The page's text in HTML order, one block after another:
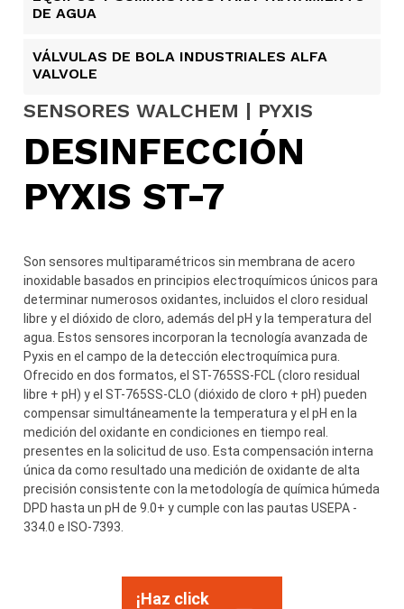
DE AGUA
VÁLVULAS DE BOLA INDUSTRIALES ALFA
VALVOLE
SENSORES WALCHEM | PYXIS
DESINFECCIÓN
PYXIS ST-7
Son sensores multiparamétricos sin membrana de acero
inoxidable basados ​​en principios electroquímicos únicos para
determinar numerosos oxidantes, incluidos el cloro residual
libre y el dióxido de cloro, además del pH y la temperatura del
agua. Estos sensores incorporan la tecnología avanzada de
Pyxis en el campo de la detección electroquímica pura.
Ofrecido en dos formatos, el ST-765SS-FCL (cloro residual
libre + pH) y el ST-765SS-CLO (dióxido de cloro + pH) pueden
compensar simultáneamente la temperatura y el pH en la
medición del oxidante en condiciones en tiempo real.
presentes en la solicitud de uso. Esta compensación interna
única da como resultado una medición de oxidante de alta
precisión consistente con la metodología de química húmeda
DPD hasta un pH de 9.0+ y cumple con las pautas USEPA -
334.0 e ISO-7393.
¡Haz click